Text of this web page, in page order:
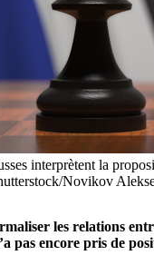
interprètent la
Novikov
les relations
pas encore pris de